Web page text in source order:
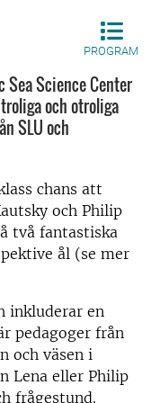
PROGRAM
Science Center
och otroliga
SLU och
chans att
och Philip
två fantastiska
ål (se mer
inkluderar en
pedagoger från
och väsen i
Lena eller Philip
frågestund.